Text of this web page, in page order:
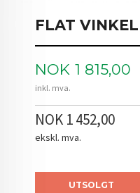
FLAT
Pris
NOK 1 815,00
inkl. mva.
NOK 1 452,00
ekskl. mva.
UTSOLGT